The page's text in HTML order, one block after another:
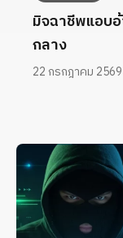
มิจฉาชีพแอบ
กลาง
22 กรกฎาคม